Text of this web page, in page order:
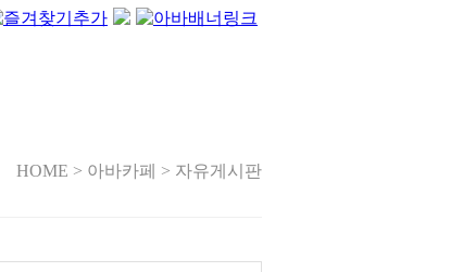
HOME > 아바카페 > 자유게시판